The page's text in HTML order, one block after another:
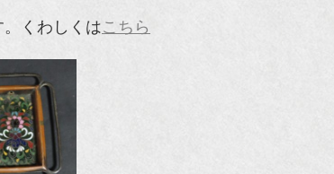
くわしくはこちら